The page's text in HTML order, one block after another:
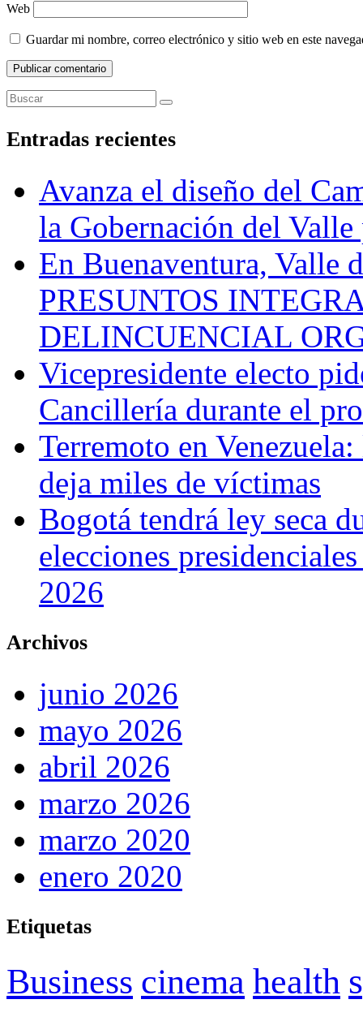
Web
Guardar mi nombre, correo electrónico y sitio web en este
Entradas recientes
Avanza el diseño del
la Gobernación del
En Buenaventura, Valle
PRESUNTOS
DELINCUENCIAL
Vicepresidente electo
Cancillería durante el
Terremoto en
deja miles de víctimas
Bogotá tendrá ley seca
elecciones
2026
Archivos
junio 2026
mayo 2026
abril 2026
marzo 2026
marzo 2020
enero 2020
Etiquetas
Business cinema health